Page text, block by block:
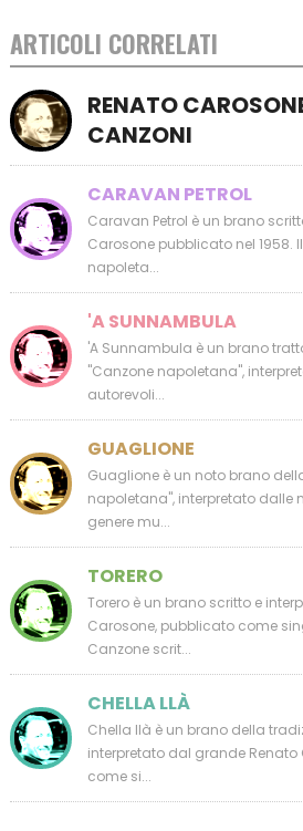
ARTICOLI CORRELATI
RENATO
CANZONI
CARAVAN PETROL
Caravan Petrol è un brano
Carosone pubblicato nel 1958.
napoleta...
'A SUNNAMBULA
'A Sunnambula è un brano
"Canzone napoletana",
autorevoli...
GUAGLIONE
Guaglione è un noto brano
napoletana", interpretato dalle
genere mu...
TORERO
Torero è un brano scritto e
Carosone, pubblicato come
Canzone scrit...
CHELLA LLÀ
Chella llà è un brano della
interpretato dal grande
come si...